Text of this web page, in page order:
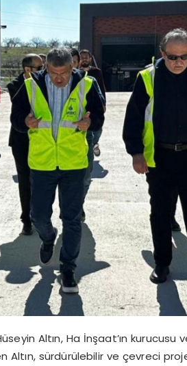
Altın, Ha İnşaat’ın kurucusu
Altın, sürdürülebilir ve çevreci